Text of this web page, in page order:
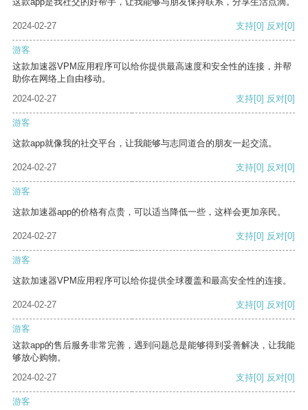
2024-02-27 支持[0] 反对[0]
游客
这款加速器VPM应用程序可以给你提供最高速度和安全性的连接，并帮
助你在网络上自由移动。
2024-02-27
支持[0] 反对[0]
游客
这款app就像我的社交平台，让我能够与志同道合的朋友一起交流。
2024-02-27 支持[0] 反对[0]
游客
这款加速器app的价格有点贵，可以适当降低一些，这样会更加亲民。
2024-02-27 支持[0] 反对[0]
游客
这款加速器VPM应用程序可以给你提供全球覆盖和最高安全性的连接。
2024-02-27 支持[0] 反对[0]
游客
这款app的售后服务非常完善，遇到问题总是能够得到妥善解决，让我能
够放心购物。
2024-02-27
支持[0] 反对[0]
游客